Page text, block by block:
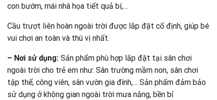
con bướm, mái nhà họa tiết quả bí,…
Cầu trượt liên hoàn ngoài trời được lắp đặt cố định, giúp bé
vui chơi an toàn và thú vị nhất.
– Nơi sử dụng: Sản phẩm phù hợp lắp đặt tại sân chơi
ngoài trời cho trẻ em như: Sân trường mầm non, sân chơi
tập thể, công viên, sân vườn gia đình,… Sản phẩm đảm bảo
sử dụng ở không gian ngoài trời mưa nắng, bền bỉ